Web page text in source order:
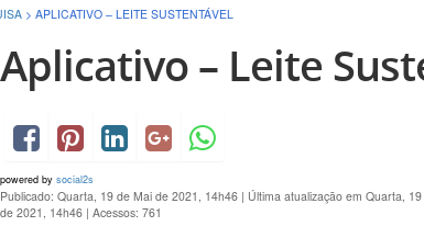
> APLICATIVO – LEITE SUSTENTÁVEL
Aplicativo – Leite
powered by social2s
Publicado: Quarta, 19 de Mai de 2021, 14h46 | Última atualização em Quarta,
de 2021, 14h46 | Acessos: 761